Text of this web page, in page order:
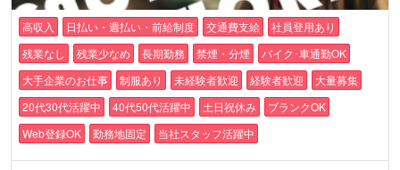
高収入 日払い・週払い・前給制度 交通費支給
社員登用あり
残業なし
残業少なめ 長期勤務 禁煙・分煙
バイク･車通勤OK
大手企業のお仕事
制服あり 未経験者歓迎 経験者歓迎
大量募集
20代30代活躍中
40代50代活躍中 土日祝休み
ブランクOK
Web登録OK
勤務地固定 当社スタッフ活躍中